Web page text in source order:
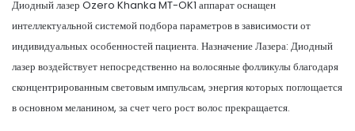
Диодный лазер Ozero Khanka MT-OK1 аппарат оснащен
интеллектуальной системой подбора параметров в зависимости от
индивидуальных особенностей пациента. Назначение Лазера: Диодный
лазер воздействует непосредственно на волосяные фолликулы благодаря
сконцентрированным световым импульсам, энергия которых поглощается
в основном меланином, за счет чего рост волос прекращается.